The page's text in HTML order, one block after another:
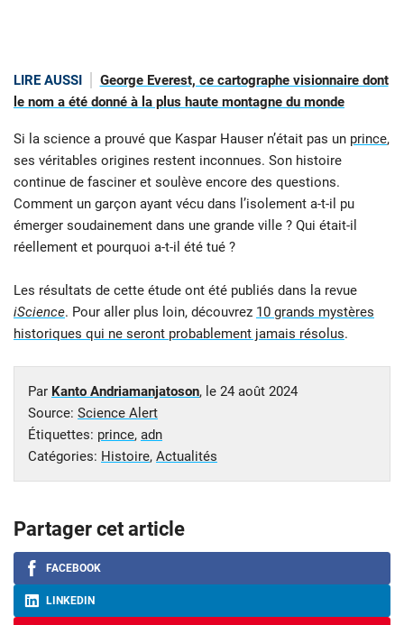
LIRE AUSSI
George Everest, ce cartographe visionnaire dont
le nom a été donné à la plus haute montagne du monde
Si la science a prouvé que Kaspar Hauser n’était pas un prince,
ses véritables origines restent inconnues. Son histoire
continue de fasciner et soulève encore des questions.
Comment un garçon ayant vécu dans l’isolement a-t-il pu
émerger soudainement dans une grande ville ? Qui était-il
réellement et pourquoi a-t-il été tué ?
Les résultats de cette étude ont été publiés dans la revue
iScience. Pour aller plus loin, découvrez 10 grands mystères
historiques qui ne seront probablement jamais résolus.
Par Kanto Andriamanjatoson, le 24 août 2024
Source: Science Alert
Étiquettes: prince, adn
Catégories: Histoire, Actualités
Partager cet article
FACEBOOK
LINKEDIN